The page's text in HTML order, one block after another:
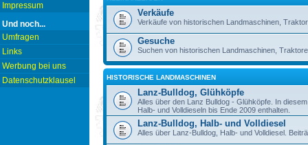
Impressum
Und noch...
Umfragen
Links
Werbung bei uns
Datenschutzklausel
Verkäufe
Verkäufe von historischen Landmaschinen,
Gesuche
Suchen von historischen Landmaschinen,
HISTORISCHE LANDMASCHINEN
Lanz-Bulldog, Glühköpfe
Alles über den Lanz Bulldog - Glühköpfe. In
Halb- und Volldieseln bis Ende 2009 enthalten.
Lanz-Bulldog, Halb- und Volldiesel
Alles über Lanz-Bulldog, Halb- und Volldiesel.